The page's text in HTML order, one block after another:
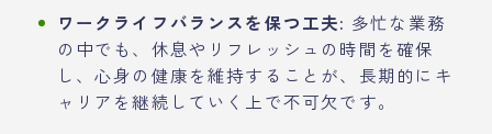
ワークライフバランスを保つ工夫: 多忙な業務
の中でも、休息やリフレッシュの時間を確保
し、心身の健康を維持することが、長期的にキ
ャリアを継続していく上で不可欠です。